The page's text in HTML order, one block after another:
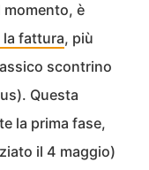
momento, è
la fattura, più
scontrino
Questa
la prima fase,
il 4 maggio)